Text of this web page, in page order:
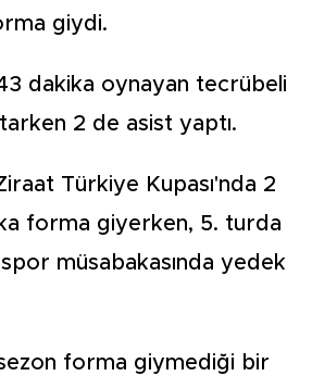
giydi.
dakika oynayan tecrübeli
2 de asist yaptı.
Türkiye Kupası'nda 2
forma giyerken, 5. turda
müsabakasında yedek
forma giymediği bir